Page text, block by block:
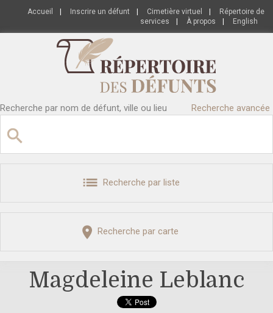
Accueil Inscrire un défunt Cimetière virtuel
Répertoire de
services
À propos English
Recherche par nom de défunt, ville ou lieu Recherche avancée
Recherche par liste
Recherche par carte
Magdeleine Leblanc